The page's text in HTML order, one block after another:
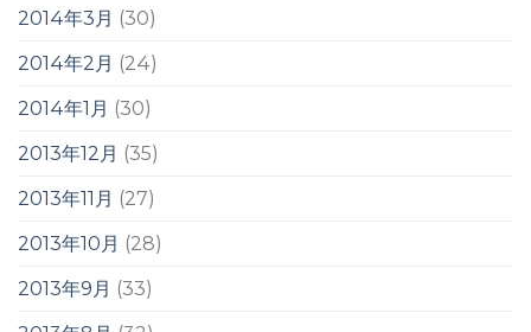
2014年3月 (30)
2014年2月 (24)
2014年1月 (30)
2013年12月 (35)
2013年11月 (27)
2013年10月 (28)
2013年9月 (33)